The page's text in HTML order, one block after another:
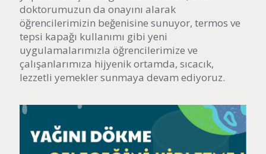
doktorumuzun da onayını alarak
öğrencilerimizin beğenisine sunuyor, termos ve
tepsi kapağı kullanımı gibi yeni
uygulamalarımızla öğrencilerimize ve
çalışanlarımıza hijyenik ortamda, sıcacık,
lezzetli yemekler sunmaya devam ediyoruz.